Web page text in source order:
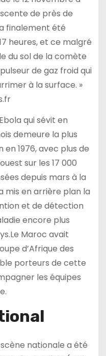
de près de
finalement été
heures, et ce malgré
du sol de la comète
de gaz froid qui
à la surface. »
qui sévit en
demeure la plus
1976, avec plus de
sur les 17 000
depuis mars à la
mis en arrière plan la
et de détection
encore plus
Maroc avait
d’Afrique des
porteurs de cette
les équipes
nationale a été